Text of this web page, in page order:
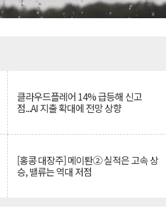
클라우드플레어 14% 급등해 신고
점...AI 지출 확대에 전망 상향
[홍콩 대장주] 메이퇀② 실적은 고속 상
승, 밸류는 역대 저점